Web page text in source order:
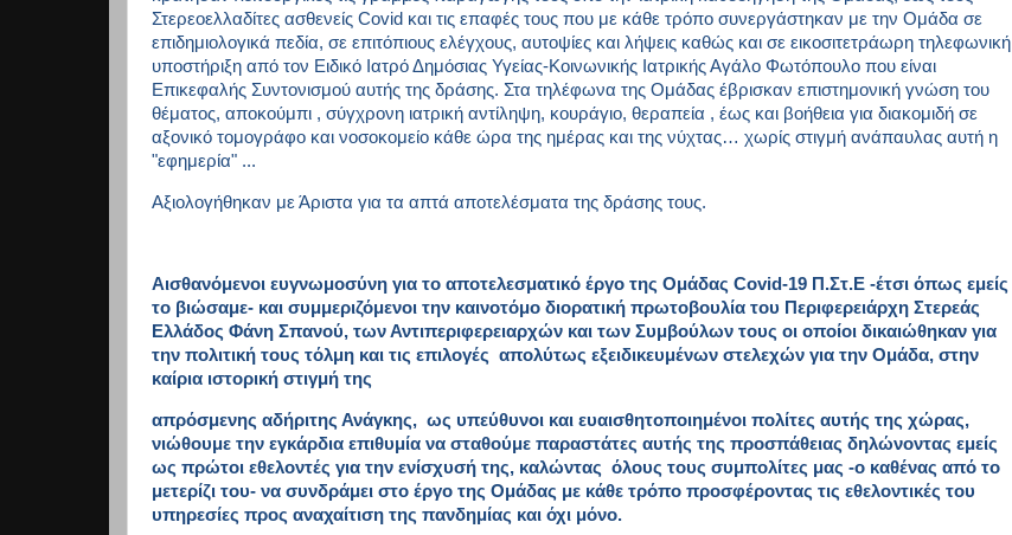
Στερεοελλαδίτες ασθενείς Covid και τις επαφές τους που με κάθε τρόπο συνεργάστηκαν με την Oμάδα σε
επιδημιολογικά πεδία, σε επιτόπιους ελέγχους, αυτοψίες και λήψεις καθώς και σε εικοσιτετράωρη τηλεφωνική
υποστήριξη από τον Ειδικό Ιατρό Δημόσιας Υγείας-Κοινωνικής Ιατρικής Αγάλο Φωτόπουλο που είναι
Επικεφαλής Συντονισμού αυτής της δράσης. Στα τηλέφωνα της Ομάδας έβρισκαν επιστημονική γνώση του
θέματος, αποκούμπι , σύγχρονη ιατρική αντίληψη, κουράγιο, θεραπεία , έως και βοήθεια για διακομιδή σε
αξονικό τομογράφο και νοσοκομείο κάθε ώρα της ημέρας και της νύχτας… χωρίς στιγμή ανάπαυλας αυτή η
"εφημερία" ...
Αξιολογήθηκαν με Άριστα για τα απτά αποτελέσματα της δράσης τους.
Αισθανόμενοι ευγνωμοσύνη για το αποτελεσματικό έργο της Ομάδας Covid-19 Π.Στ.Ε -έτσι όπως εμείς
το βιώσαμε- και συμμεριζόμενοι την καινοτόμο διορατική πρωτοβουλία του Περιφερειάρχη Στερεάς
Ελλάδος Φάνη Σπανού, των Αντιπεριφερειαρχών και των Συμβούλων τους οι οποίοι δικαιώθηκαν για
την πολιτική τους τόλμη και τις επιλογές απολύτως εξειδικευμένων στελεχών για την Ομάδα, στην
καίρια ιστορική στιγμή της
απρόσμενης αδήριτης Ανάγκης, ως υπεύθυνοι και ευαισθητοποιημένοι πολίτες αυτής της χώρας,
νιώθουμε την εγκάρδια επιθυμία να σταθούμε παραστάτες αυτής της προσπάθειας δηλώνοντας εμείς
ως πρώτοι εθελοντές για την ενίσχυσή της, καλώντας όλους τους συμπολίτες μας -ο καθένας από το
μετερίζι του- να συνδράμει στο έργο της Ομάδας με κάθε τρόπο προσφέροντας τις εθελοντικές του
υπηρεσίες προς αναχαίτιση της πανδημίας και όχι μόνο.